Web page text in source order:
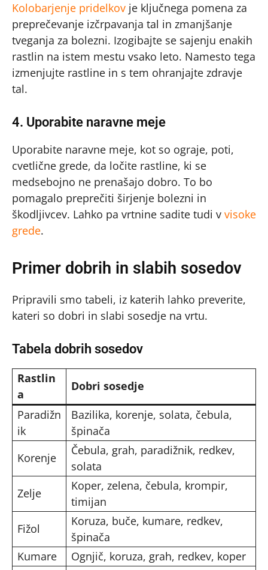
Kolobarjenje pridelkov je ključnega pomena za
preprečevanje izčrpavanja tal in zmanjšanje
tveganja za bolezni. Izogibajte se sajenju enakih
rastlin na istem mestu vsako leto. Namesto tega
izmenjujte rastline in s tem ohranjajte zdravje
tal.
4. Uporabite naravne meje
Uporabite naravne meje, kot so ograje, poti,
cvetlične grede, da ločite rastline, ki se
medsebojno ne prenašajo dobro. To bo
pomagalo preprečiti širjenje bolezni in
škodljivcev. Lahko pa vrtnine sadite tudi v visoke
grede.
Primer dobrih in slabih sosedov
Pripravili smo tabeli, iz katerih lahko preverite,
kateri so dobri in slabi sosedje na vrtu.
Tabela dobrih sosedov
Rastlin
a
Dobri sosedje
Paradižn
ik
Bazilika, korenje, solata, čebula,
špinača
Korenje
Čebula, grah, paradižnik, redkev,
solata
Zelje
Koper, zelena, čebula, krompir,
timijan
Fižol
Koruza, buče, kumare, redkev,
špinača
Kumare
Ognjič, koruza, grah, redkev, koper